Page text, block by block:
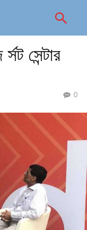
সেন্টার
0